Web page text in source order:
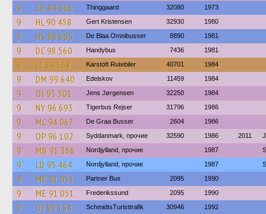
9 CH 94 566 Thinggaard 32080 1973
9 HL 90 458 Gert Kristensen 32930 1980
9 HS 88 605 De Blaa Omnibusser 8890 1981
9 DC 98 560 Handybus 7436 1981
9 LL 89 568 Karstoft Rutebiler 40701 1984
9 DM 99 640 Edelskov 11459 1984
9 OJ 93 301 Jens Jørgensen 32250 1984
9 NY 96 693 Tigerbus Rejser 31796 1986
9 MC 94 067 De Graa Busser 2604 1986
9 OP 96 102 Syddanmark, прочие 32590 1986 2011
9 MB 91 386 Nordjylland, прочие 1987
9 LD 95 464 Nordjylland, прочие 1987
9 ME 91 051 Partner Bus 2095 1990
9 ME 91 051 Frederikssund 2095 1990
9 OJ 93 154 SchmidtsTuristtrafik 30946 1992